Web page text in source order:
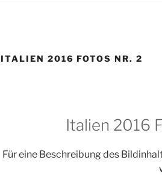
ITALIEN 2016 FOTOS NR. 2
Italien 2016
Für eine Beschreibung des